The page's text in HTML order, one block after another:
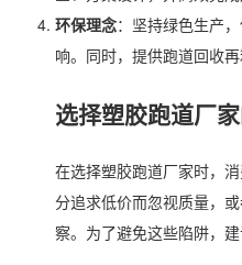
环保理念：坚持绿色生产
响。同时，提供跑道回收
选择塑胶跑道厂
在选择塑胶跑道厂家时，
分追求低价而忽视质量，
察。为了避免这些陷阱，建